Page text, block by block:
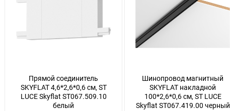
Прямой соединитель
SKYFLAT 4,6*2,6*0,6 см, ST
LUCE Skyflat ST067.509.10
белый
Шинопровод магнитный
SKYFLAT накладной
100*2,6*0,6 см, ST LUCE
Skyflat ST067.419.00 черный